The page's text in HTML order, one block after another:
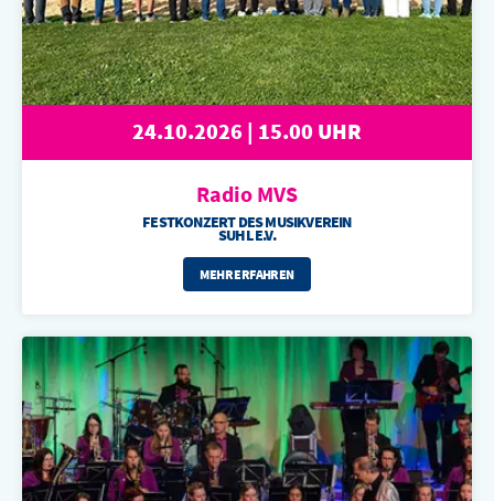
24.10.2026 | 15.00 UHR
Radio MVS
FESTKONZERT DES MUSIKVEREIN
SUHL E.V.
MEHR ERFAHREN